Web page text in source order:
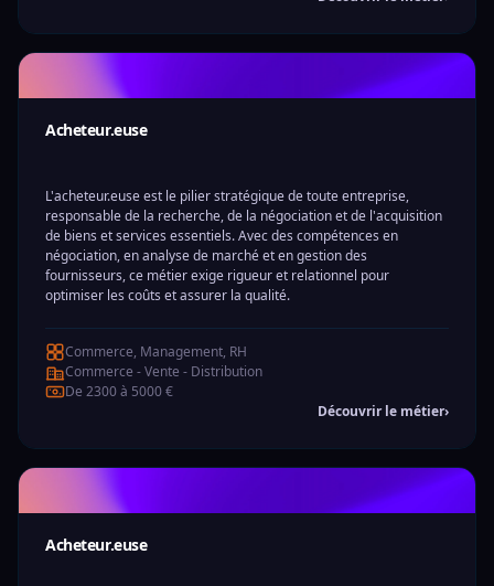
Acheteur.euse
L'acheteur.euse est le pilier stratégique de toute entreprise,
responsable de la recherche, de la négociation et de l'acquisition
de biens et services essentiels. Avec des compétences en
négociation, en analyse de marché et en gestion des
fournisseurs, ce métier exige rigueur et relationnel pour
optimiser les coûts et assurer la qualité.
Commerce, Management, RH
Commerce - Vente - Distribution
De 2300 à 5000 €
Découvrir le métier›
Acheteur.euse